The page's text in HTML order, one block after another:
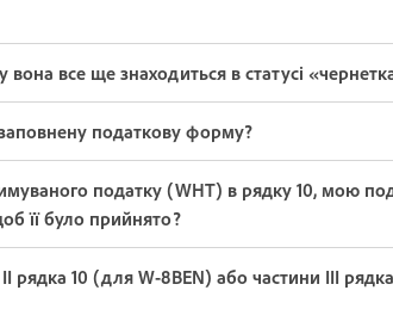
все ще знаходиться в статусі
податкову форму?
податку (WHT) в рядку 10, мою
її було прийнято?
10 (для W-8BEN) або частини III